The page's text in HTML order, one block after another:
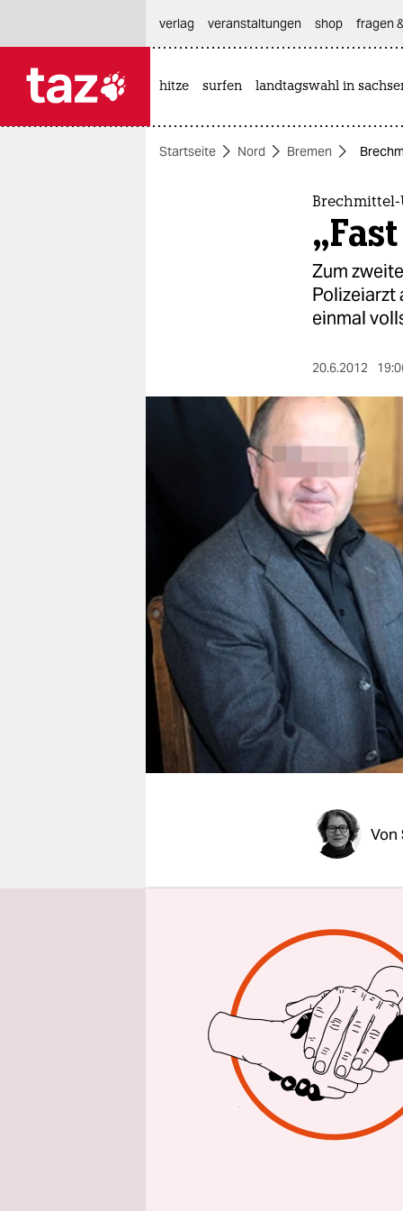
themen
verlag
veranstaltungen
shop
fragen & hilfe
unterstützen
abo
genossenschaft
verlag
veranstaltungen shop fragen
hitze surfen landtagswahl in
Startseite Nord Bremen
Zum
Polizeiarzt
einmal
20.6.2012
Von
des
Condé
Leone
ihn zum
überlebte
war er ins
„Tod
der Arzt
gelaufen.